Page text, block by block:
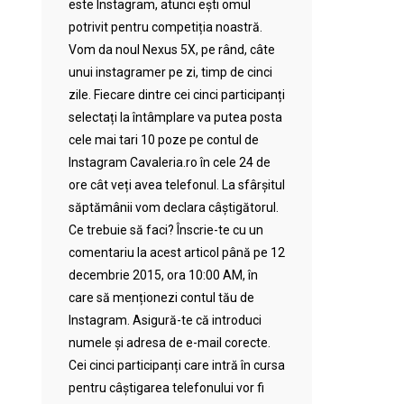
este Instagram, atunci ești omul
potrivit pentru competiția noastră.
Vom da noul Nexus 5X, pe rând, câte
unui instagramer pe zi, timp de cinci
zile. Fiecare dintre cei cinci participanți
selectați la întâmplare va putea posta
cele mai tari 10 poze pe contul de
Instagram Cavaleria.ro în cele 24 de
ore cât veți avea telefonul. La sfârșitul
săptămânii vom declara câștigătorul.
Ce trebuie să faci? Înscrie-te cu un
comentariu la acest articol până pe 12
decembrie 2015, ora 10:00 AM, în
care să menționezi contul tău de
Instagram. Asigură-te că introduci
numele și adresa de e-mail corecte.
Cei cinci participanți care intră în cursa
pentru câștigarea telefonului vor fi